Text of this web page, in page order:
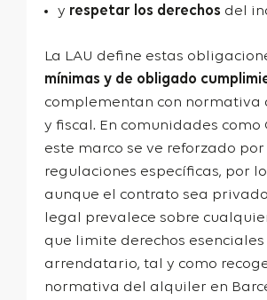
y respetar los derechos del
La LAU define estas
mínimas y de obligado
complementan con normativa
y fiscal. En comunidades como
este marco se ve reforzado por
regulaciones específicas, por
aunque el contrato sea
legal prevalece sobre
que limite derechos esenciales
arrendatario, tal y como
normativa del alquiler en